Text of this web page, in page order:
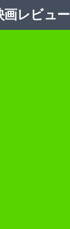
プ
画レビュー